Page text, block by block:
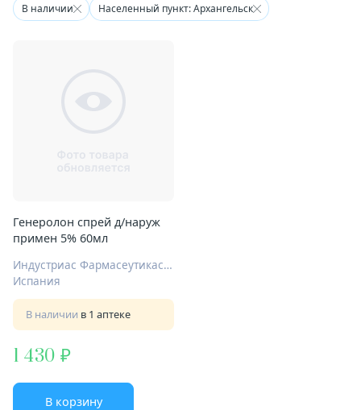
В наличии Населенный пункт: Архангельск
Генеролон спрей д/наруж
примен 5% 60мл
Индустриас Фармасеутикас Альмиралль С.А.
Испания
В наличии в 1 аптеке
1 430
В корзину